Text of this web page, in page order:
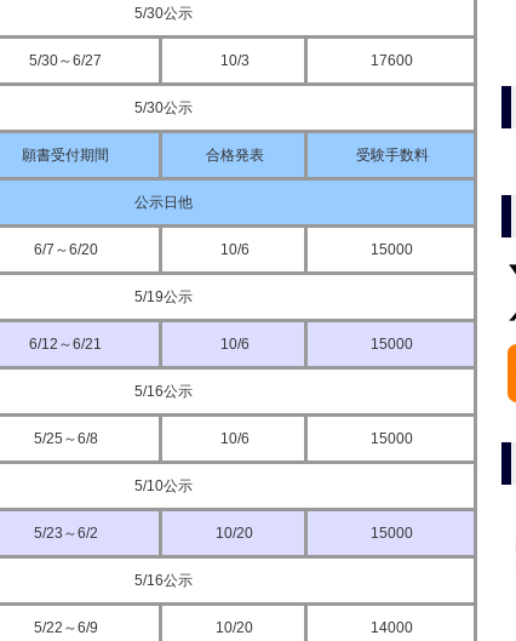
5/30公示
5/30～6/27 10/3 17600
5/30公示
願書受付期間 合格発表 受験手数料
公示日他
6/7～6/20 10/6 15000
5/19公示
6/12～6/21 10/6 15000
5/16公示
5/25～6/8 10/6 15000
5/10公示
5/23～6/2 10/20 15000
5/16公示
5/22～6/9 10/20 14000